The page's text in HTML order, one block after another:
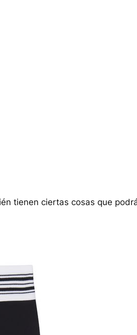
tienen ciertas cosas que